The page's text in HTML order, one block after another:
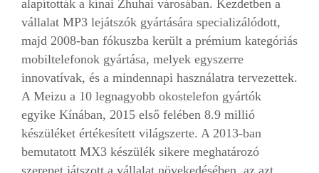
alapították a kínai Zhuhai városában. Kezdetben a
vállalat MP3 lejátszók gyártására specializálódott,
majd 2008-ban fókuszba került a prémium kategóriás
mobiltelefonok gyártása, melyek egyszerre
innovatívak, és a mindennapi használatra tervezettek.
A Meizu a 10 legnagyobb okostelefon gyártók
egyike Kínában, 2015 első felében 8.9 millió
készüléket értékesített világszerte. A 2013-ban
bemutatott MX3 készülék sikere meghatározó
szerepet játszott a vállalat növekedésében, az azt